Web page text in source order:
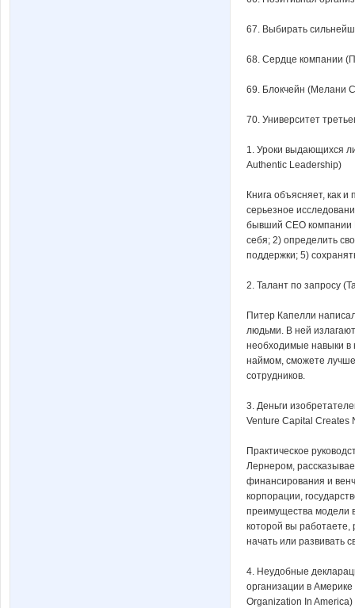
67. Выбирать
68. Сердце компании
69. Блокчейн (Мелани
70. Университет
1. Уроки выдающихся
Authentic Leadership)
Книга объясняет, как
серьезное
бывший CEO компании
себя; 2) определить
поддержки; 5)
2. Талант по запросу
Питер Капелли
людьми. В ней
необходимые навыки в
наймом, сможете
сотрудников.
3. Деньги
Venture Capital Creates
Практическое
Лернером,
финансирования и
корпорации,
преимущества модели
которой вы работаете,
начать или развивать
4. Неудобные
организации в
Organization In America)